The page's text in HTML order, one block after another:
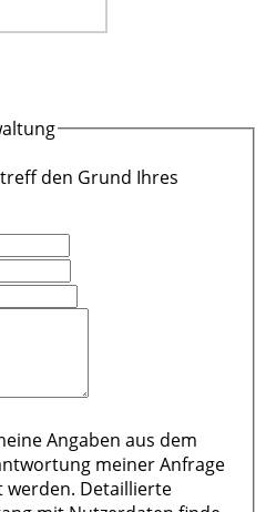
den Grund Ihres
Angaben aus dem
meiner Anfrage
Detaillierte